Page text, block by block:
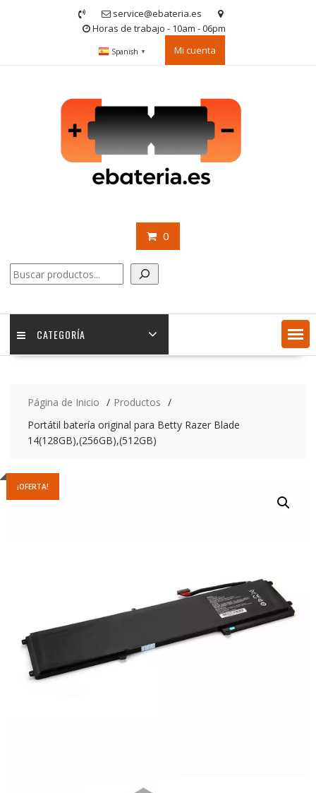
service@ebateria.es
Horas de trabajo - 10am - 06pm
Spanish ▼ Mi cuenta
0
Buscar
CATEGORÍA
Página de Inicio
Productos
Portátil batería original para Betty Razer Blade
14(128GB),(256GB),(512GB)
¡OFERTA!